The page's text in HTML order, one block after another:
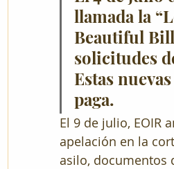
llamada la
Beautiful
solicitudes
Estas
paga.
El 9 de julio, EOIR
apelación en la
asilo, documentos